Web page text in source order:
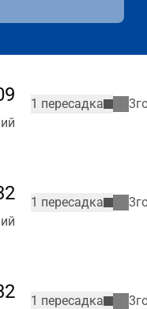
1 пересадка
1 пересадка
1 пересадка